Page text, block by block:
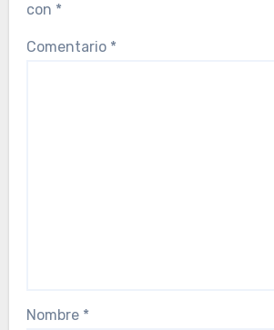
con *
Comentario *
Nombre *